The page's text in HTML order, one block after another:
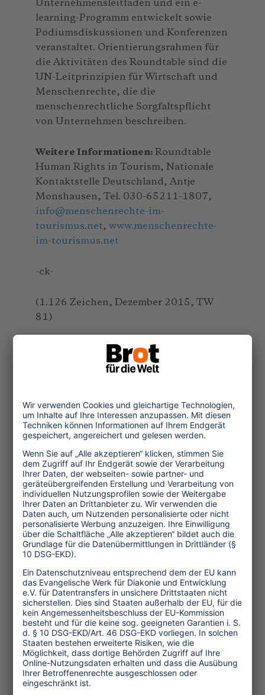
Unternehmensleitfaden und ein e-
learning-Programm entwickelt sowie
Podiumsdiskussionen und Konferenzen
veranstaltet. Orientierungsrahmen für
die Aktivitäten des Roundtable sind die
UN-Leitprinzipien für Wirtschaft und
Menschenrechte, die die
menschenrechtliche Sorgfaltspflicht
von Unternehmen beschreiben.
Weitere Informationen: Roundtable
Human Rights in Tourism, Nationale
Kontaktstelle Deutschland, Antje
Monshausen, Tel. 030-65211-1807,
info@menschenrechte-im-
tourismus.net, www.menschenrechte-
im-tourismus.net
-ck-
(1.126 Zeichen, Dezember 2015, TW
81)
Themen
Tourismuspolitik
Kultur und Religion
Umwelt und Klima
Wirtschaft
Menschenrechte
Unternehmensverantwortung
Service und Tipps